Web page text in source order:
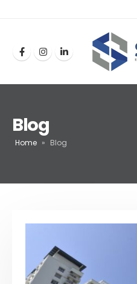
Blog
Home » Blog